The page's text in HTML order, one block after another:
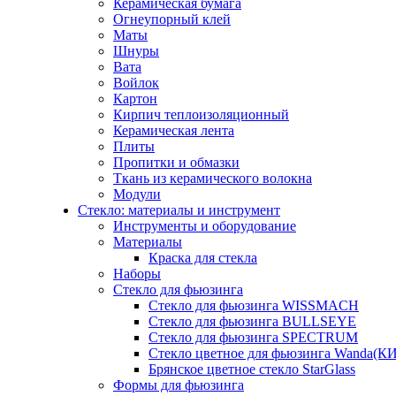
Керамическая бумага
Огнеупорный клей
Маты
Шнуры
Вата
Войлок
Картон
Кирпич теплоизоляционный
Керамическая лента
Плиты
Пропитки и обмазки
Ткань из керамического волокна
Модули
Стекло: материалы и инструмент
Инструменты и оборудование
Материалы
Краска для стекла
Наборы
Стекло для фьюзинга
Стекло для фьюзинга WISSMACH
Стекло для фьюзинга BULLSEYE
Стекло для фьюзинга SPECTRUM
Стекло цветное для фьюзинга
Брянское цветное стекло StarGlass
Формы для фьюзинга